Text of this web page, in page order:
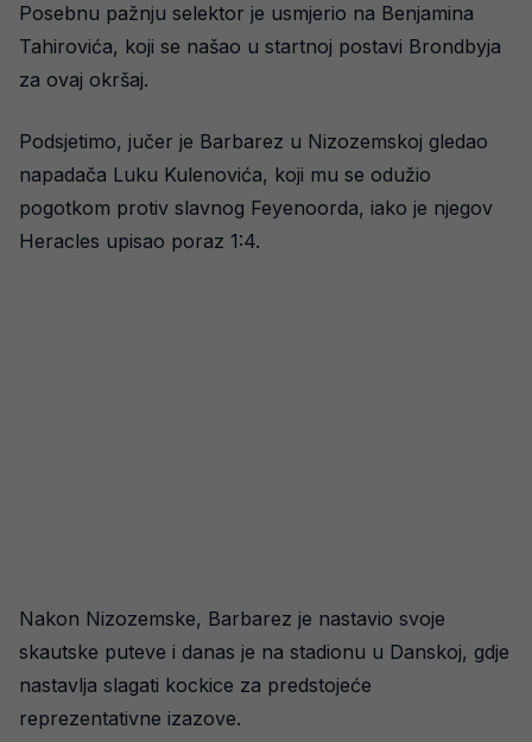
Posebnu pažnju selektor je usmjerio na Benjamina
Tahirovića, koji se našao u startnoj postavi Brondbyja
za ovaj okršaj.
Podsjetimo, jučer je Barbarez u Nizozemskoj gledao
napadača Luku Kulenovića, koji mu se odužio
pogotkom protiv slavnog Feyenoorda, iako je njegov
Heracles upisao poraz 1:4.
Nakon Nizozemske, Barbarez je nastavio svoje
skautske puteve i danas je na stadionu u Danskoj, gdje
nastavlja slagati kockice za predstojeće
reprezentativne izazove.